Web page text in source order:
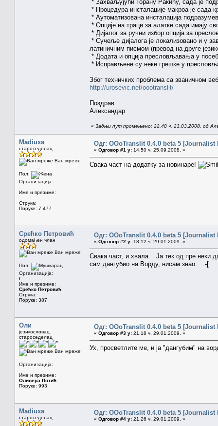
* Захваљујући Горану Ракићу, сада је
* Процедура инсталације макроа је сада
* Аутоматизована инсталација
* Опције на траци за алатке сада имају
* Дијалог за ручни избор опција за
* Сучеље дијалога је локализовано и у
латиничним писмом (превод на друге
* Додата и опција пресловљавања у
* Исправљене су неке грешке у
Због техничких проблема са званичном
http://urosevic.net/oootranslit/
Поздрав
Александар
« Задњи пут промењено: 22.48 ч. 23.03.2008. од
Madiuxa
староседелац
Ван мреже
Пол:
Организација:
Име и презиме:
Струка:
Поруке: 7.477
Одг: OOoTranslit 0.4.0 beta 5 [Journalist
« Одговор #1 у: 14.50 ч. 25.09.2008. »
Свака част на додатку за новинаре!
Срећко Петровић
одомаћен члан
Ван мреже
Пол:
Организација:
/
Име и презиме:
Срећко Петровић
Струка:
Поруке: 387
Одг: OOoTranslit 0.4.0 beta 5 [Journalist
« Одговор #2 у: 18.12 ч. 29.01.2009. »
Свака част, и хвала. Ја тек од пре
сам дангубио на Ворду, нисам знао. :-[
Оли
језикословац
староседелац
Ван мреже
Организација:
Име и презиме:
Оливера Потић
Поруке: 993
Одг: OOoTranslit 0.4.0 beta 5 [Journalist
« Одговор #3 у: 21.18 ч. 29.01.2009. »
Ух, просветлите ме, и ја "дангубим" на
Madiuxa
староседелац
Одг: OOoTranslit 0.4.0 beta 5 [Journalist
« Одговор #4 у: 21.26 ч. 29.01.2009. »